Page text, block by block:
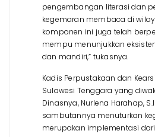
pengembangan literasi dan
kegemaran membaca di
komponen ini juga telah
mempu menunjukkan
dan mandiri,” tukasnya.
Kadis Perpustakaan dan
Sulawesi Tenggara yang
Dinasnya, Nurlena Harahap,
sambutannya menuturkan
merupakan implementasi